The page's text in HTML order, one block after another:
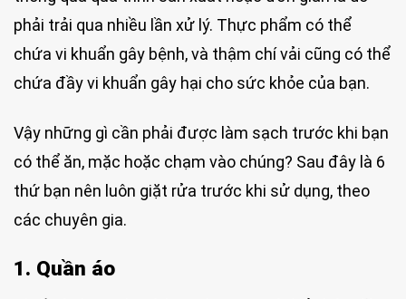
phải trải qua nhiều lần xử lý. Thực phẩm có thể
chứa vi khuẩn gây bệnh, và thậm chí vải cũng có thể
chứa đầy vi khuẩn gây hại cho sức khỏe của bạn.
Vậy những gì cần phải được làm sạch trước khi bạn
có thể ăn, mặc hoặc chạm vào chúng? Sau đây là 6
thứ bạn nên luôn giặt rửa trước khi sử dụng, theo
các chuyên gia.
1. Quần áo